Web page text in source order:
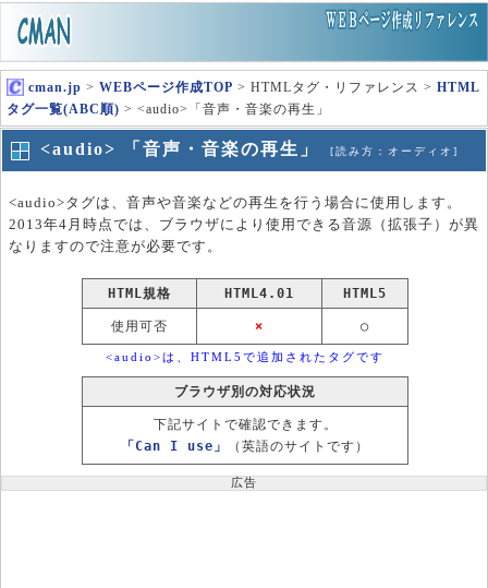
cman.jp > WEBページ作成TOP > HTMLタグ・リファレンス > HTML
タグ一覧(ABC順) > <audio>「音声・音楽の再生」
<audio> 「音声・音楽の再生」 [読み方：オーディオ]
<audio>タグは、音声や音楽などの再生を行う場合に使用します。
2013年4月時点では、ブラウザにより使用できる音源（拡張子）が異
なりますので注意が必要です。
HTML規格 HTML4.01 HTML5
使用可否 × ○
<audio>は、HTML5で追加されたタグです
ブラウザ別の対応状況
下記サイトで確認できます。
「Can I use」
（英語のサイトです）
広告